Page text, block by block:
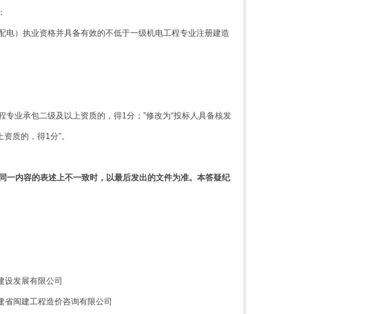
电）执业资格并具备有效的不低于一级机电工程专业注册建造
业承包二级及以上资质的，得1分；”修改为“投标人具备核发
质的，得1分”。
一内容的表述上不一致时，以最后发出的文件为准。本答疑纪
设发展有限公司
省闽建工程造价咨询有限公司